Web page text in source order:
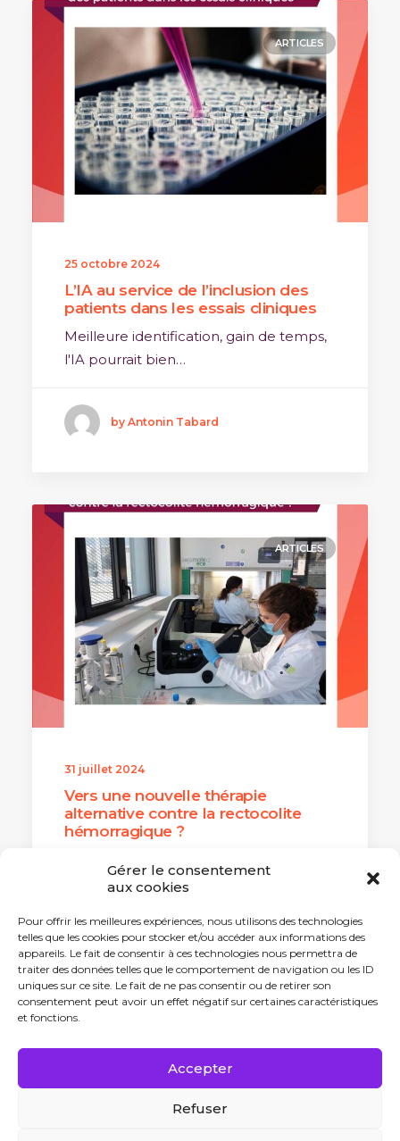
Gérer le consentement
aux cookies
Pour offrir les meilleures expériences, nous utilisons des technologies
telles que les cookies pour stocker et/ou accéder aux informations des
appareils. Le fait de consentir à ces technologies nous permettra de
traiter des données telles que le comportement de navigation ou les ID
uniques sur ce site. Le fait de ne pas consentir ou de retirer son
consentement peut avoir un effet négatif sur certaines caractéristiques
et fonctions.
Accepter
Refuser
ARTICLES
25 octobre 2024
L’IA au service de l’inclusion des
patients dans les essais cliniques
Meilleure identification, gain de temps,
l'IA pourrait bien…
by Antonin Tabard
ARTICLES
31 juillet 2024
Vers une nouvelle thérapie
alternative contre la rectocolite
hémorragique ?
Immunotherapeutics vient de…
by Antonin Tabard